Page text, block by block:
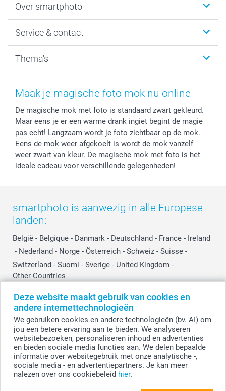
Deze website maakt gebruik van cookies en
andere internettechnologieën
We gebruiken cookies en andere technologieën (bv. AI) om
jou een betere ervaring aan te bieden. We analyseren
websitebezoeken, personaliseren inhoud en advertenties
en bieden sociale media functies aan. We delen bepaalde
informatie over websitegebruik met onze analytische -,
sociale media - en advertentiepartners. Je kan meer
nalezen over ons cookiebeleid hier.
Fotoboeken
Fotocadeaus
Kaarten
Over smartphoto
Vacatures
Bestelproces
Herroepingsrecht
Cookiebeleid
Reviews
Prijslijst
Investor Relations
Service & contact
Tevredenheidsgarantie
Mijn orderstatus
smartbonus
smartfriends
service@smartphoto.nl
Affiliate partnerprogramma
Partnerships
Influencer partnerprogramma
Thema's
Baby
Moederdag
Vaderdag
Huwelijk
Maak je magische foto mok nu online
De magische mok met foto is standaard zwart gekleurd.
Maar eens je er een warme drank ingiet begint de magie
pas echt! Langzaam wordt je foto zichtbaar op de mok.
Eens de mok weer afgekoelt is wordt de mok vanzelf
weer zwart van kleur. De magische mok met foto is het
ideale cadeau voor verschillende gelegenheden!
smartphoto is aanwezig in alle Europese
landen:
België - Belgique - Danmark - Deutschland - France - Ireland
- Nederland - Norge - Österreich - Schweiz - Suisse -
Switzerland - Suomi - Sverige - United Kingdom -
Other Countries
© smartphoto group. Alle rechten voorbehouden.Disclaimer
Alle prijzen zijn in EURO (€) inclusief BTW en exclusief verzendkosten.